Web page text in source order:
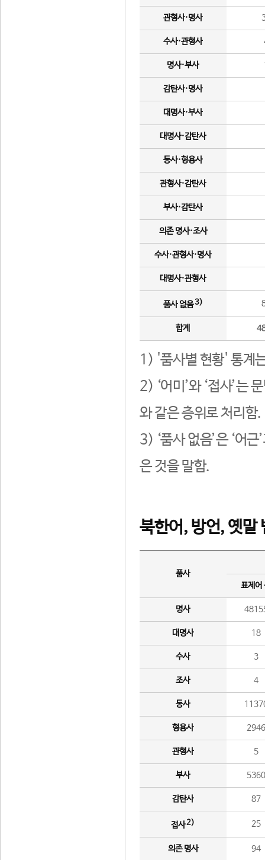
관형사·명사
수사·관형사
명사·부사
감탄사·명사
대명사·부사
대명사·감탄사
동사·형용사
관형사·감탄사
부사·감탄사
의존 명사·조사
수사·관형사·명사
대명사·관형사
품사 없음3)
합계
1) '품사별 현황' 통계
2) ‘어미’와 ‘접사’는
와 같은 층위로 처리함.
3) ‘품사 없음’은 ‘어
은 것을 말함.
북한어, 방언, 옛말
품사
표제어
명사
대명사 18
수사 3
조사 4
동사
형용사 2946
관형사 5
부사 5360
감탄사 87
접사2) 25
의존 명사 94